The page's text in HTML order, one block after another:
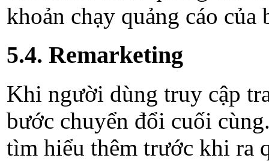
khoản chạy quảng cáo
5.4. Remarketing
Khi người dùng truy cập
bước chuyển đổi cuối
tìm hiểu thêm trước khi ra